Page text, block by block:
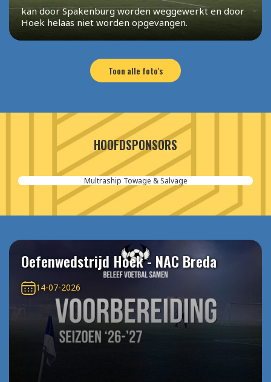
kan door Spakenburg worden weggewerkt en door
Hoek helaas niet worden opgevangen.
Toon alle foto's
HOOFDSPONSORS
Multraship Towage & Salvage
Oefenwedstrijd Hoek - NAC Breda
14-07-2026